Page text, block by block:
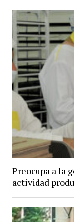
Preocupa a la
actividad